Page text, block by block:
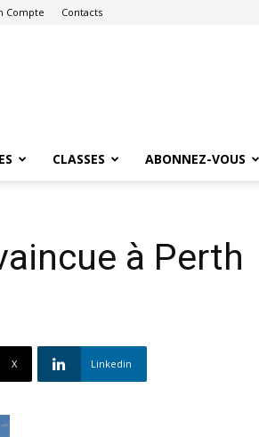
Compte Contacts
CLASSES ABONNEZ-VOUS
à Perth
X Linkedin